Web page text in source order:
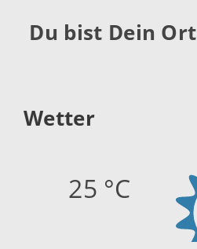
Du bist Dein Ort
Wetter
25 °C